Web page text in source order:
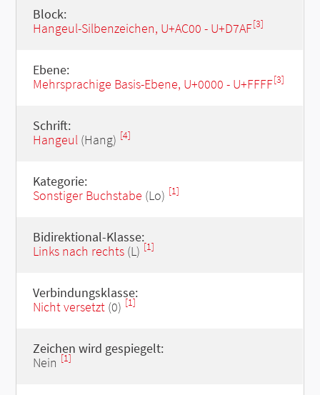
Block:
Hangeul-Silbenzeichen, U+AC00 - U+D7AF[3]
Ebene:
Mehrsprachige Basis-Ebene, U+0000 - U+FFFF[3]
Schrift:
Hangeul(Hang) [4]
Kategorie:
Sonstiger Buchstabe (Lo) [1]
Bidirektional-Klasse:
Links nach rechts(L) [1]
Verbindungsklasse:
Nicht versetzt(0) [1]
Zeichen wird gespiegelt:
Nein [1]